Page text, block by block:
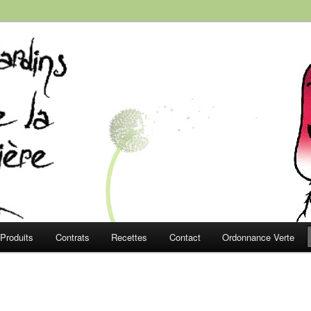
la Roussière
Produits Contrats Recettes Contact Ordonnance Verte